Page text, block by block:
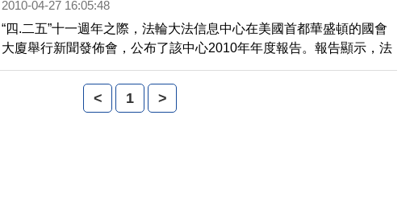
2010-04-27 16:05:48
“四.二五”十一週年之際，法輪大法信息中心在美國首都華盛頓的國會
大廈舉行新聞發佈會，公布了該中心2010年年度報告。報告顯示，法
輪功構成了中國數量最大的良心犯群體，數千萬的法輪功學員依然是
被中共嚴重迫害的對像。
< 1 >